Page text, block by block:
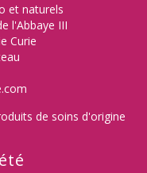
et naturels
l'Abbaye III
Curie
de soins d'origine